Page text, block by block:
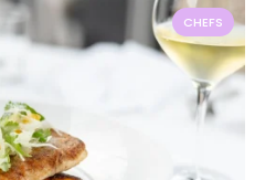
CHEFS